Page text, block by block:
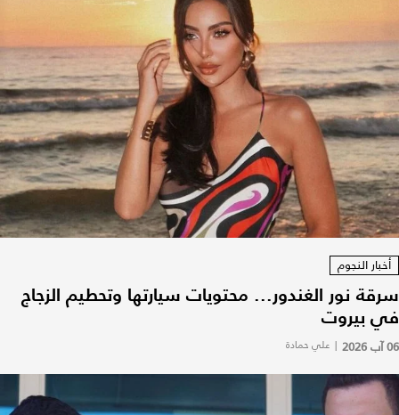
أخبار النجوم
سرقة نور الغندور... محتويات سيارتها وتحطيم الزجاج
في بيروت
06 آب 2026 | علي حمادة